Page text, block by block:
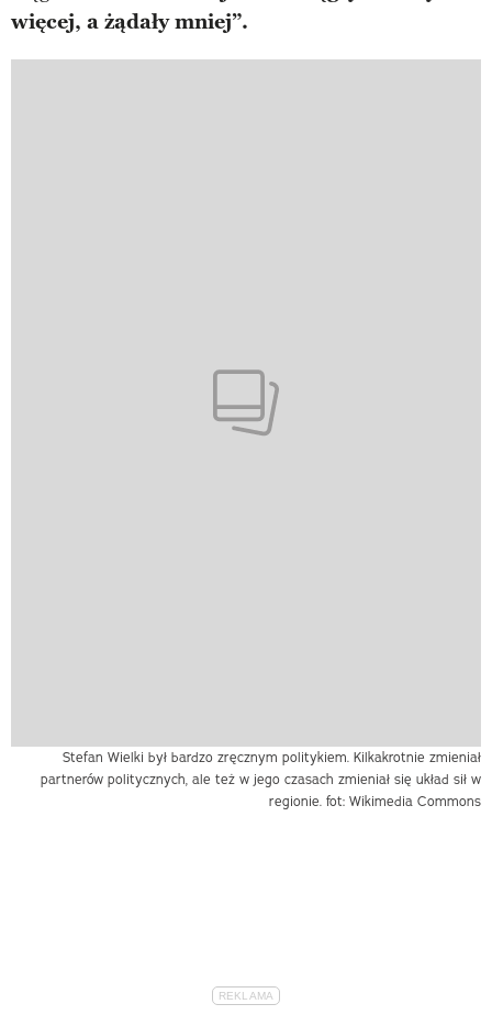
więcej, a żądały mniej”.
Stefan Wielki był bardzo zręcznym politykiem. Kilkakrotnie zmieniał
partnerów politycznych, ale też w jego czasach zmieniał się układ sił w
regionie. fot: Wikimedia Commons